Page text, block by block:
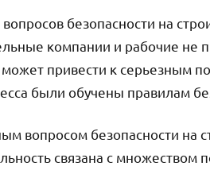
безопасности на
компании и рабочие
привести к серьезным
были обучены правилам
вопросом безопасности на
связана с множеством